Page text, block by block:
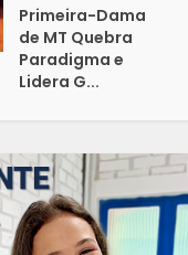
Primeira-Dama
de MT Quebra
Paradigma e
Lidera G...